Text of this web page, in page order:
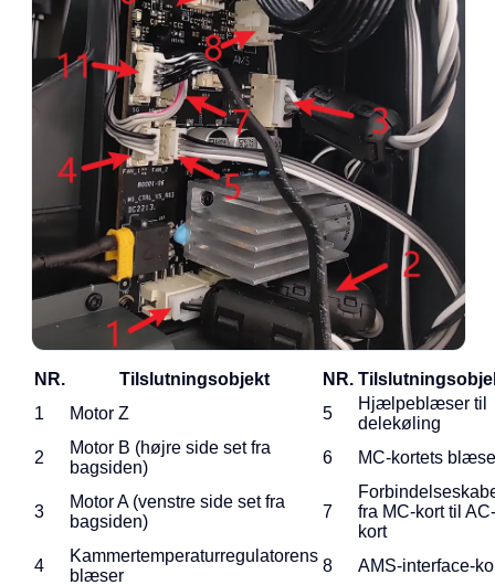
NR. Tilslutningsobjekt NR.
1
Motor Z 5
Hjælpeblæser til
delekøling
2
Motor B (højre side set fra
bagsiden)
6 MC-kortets
3
Motor A (venstre side set fra
bagsiden)
7
fra MC-kort til AC-
kort
4
Kammertemperaturregulatorens
blæser
8 AMS-interface-